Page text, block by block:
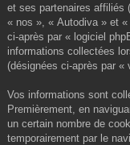
et ses partenaires affiliés
« nos », « Autodiva » et
ci-après par « logiciel
informations collectées
(désignées ci-après par «
Vos informations sont
Premièrement, en
un certain nombre de
temporairement par le